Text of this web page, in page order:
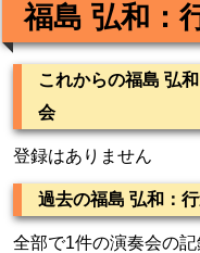
福島 弘和：
これからの福島 弘
会
登録はありません
過去の福島 弘和：
全部で1件の演奏会の